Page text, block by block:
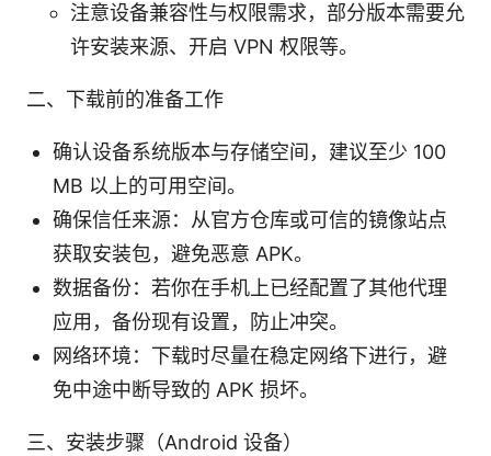
注意设备兼容性与权限需求，部分版本需要允
许安装来源、开启 VPN 权限等。
二、下载前的准备工作
确认设备系统版本与存储空间，建议至少 100
MB 以上的可用空间。
确保信任来源：从官方仓库或可信的镜像站点
获取安装包，避免恶意 APK。
数据备份：若你在手机上已经配置了其他代理
应用，备份现有设置，防止冲突。
网络环境：下载时尽量在稳定网络下进行，避
免中途中断导致的 APK 损坏。
三、安装步骤（Android 设备）